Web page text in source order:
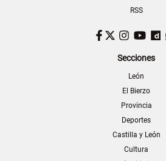
RSS
Facebook
Twitter
Secciones
León
El Bierzo
Provincia
Deportes
Castilla y León
Cultura